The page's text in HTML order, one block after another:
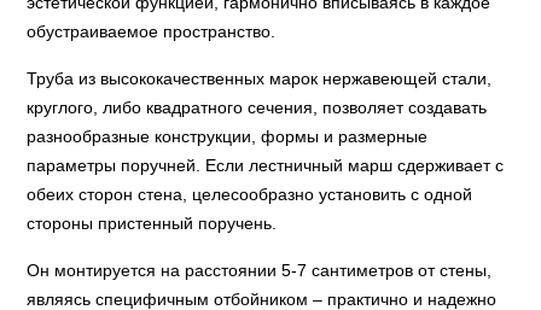
обустраиваемое пространство.
Труба из высококачественных марок нержавеющей стали,
круглого, либо квадратного сечения, позволяет создавать
разнообразные конструкции, формы и размерные
параметры поручней. Если лестничный марш сдерживает с
обеих сторон стена, целесообразно установить с одной
стороны пристенный поручень.
Он монтируется на расстоянии 5-7 сантиметров от стены,
являясь специфичным отбойником – практично и надежно